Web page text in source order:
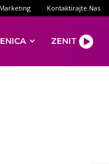
Marketing Kontaktirajte Nas
ZENIT